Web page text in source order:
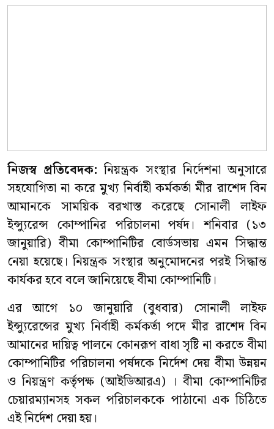
নিজস্ব প্রতিবেদক: নিয়ন্ত্রক সংস্থার নির্দেশনা অনুসারে
সহযোগিতা না করে মুখ্য নির্বাহী কর্মকর্তা মীর রাশেদ বিন
আমানকে সাময়িক বরখাস্ত করেছে সোনালী লাইফ
ইন্স্যুরেন্স কোম্পানির পরিচালনা পর্ষদ। শনিবার (১৩
জানুয়ারি) বীমা কোম্পানিটির বোর্ডসভায় এমন সিদ্ধান্ত
নেয়া হয়েছে। নিয়ন্ত্রক সংস্থার অনুমোদনের পরই সিদ্ধান্ত
কার্যকর হবে বলে জানিয়েছে বীমা কোম্পানিটি।
এর আগে ১০ জানুয়ারি (বুধবার) সোনালী লাইফ
ইন্স্যুরেন্সের মুখ্য নির্বাহী কর্মকর্তা পদে মীর রাশেদ বিন
আমানের দায়িত্ব পালনে কোনরূপ বাধা সৃষ্টি না করতে বীমা
কোম্পানিটির পরিচালনা পর্ষদকে নির্দেশ দেয় বীমা উন্নয়ন
ও নিয়ন্ত্রণ কর্তৃপক্ষ (আইডিআরএ) । বীমা কোম্পানিটির
চেয়ারম্যানসহ সকল পরিচালককে পাঠানো এক চিঠিতে
এই নির্দেশ দেয়া হয়।